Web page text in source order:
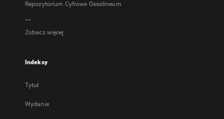
Repozytorium Cyfrowe Ossolineum
...
Zobacz więcej
Indeksy
Tytuł
Wydanie